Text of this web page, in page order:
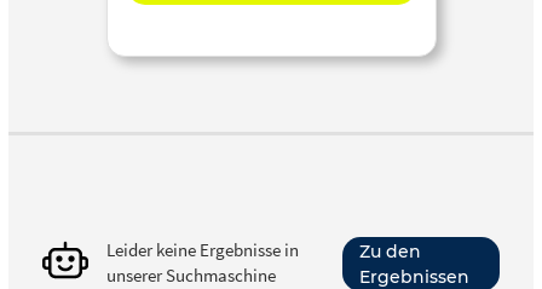
Leider keine Ergebnisse in
unserer Suchmaschine
Zu den
Ergebnissen